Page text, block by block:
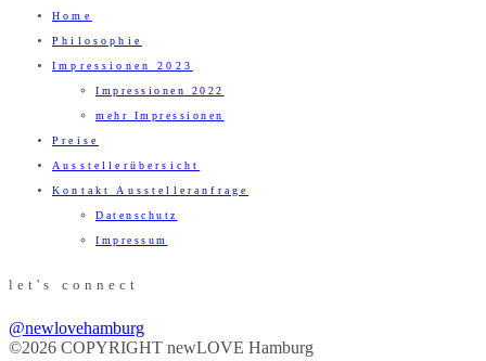
Home
Philosophie
Impressionen 2023
Impressionen 2022
mehr Impressionen
Preise
Ausstellerübersicht
Kontakt Ausstelleranfrage
Datenschutz
Impressum
let's connect
@newlovehamburg
©2026 COPYRIGHT newLOVE Hamburg